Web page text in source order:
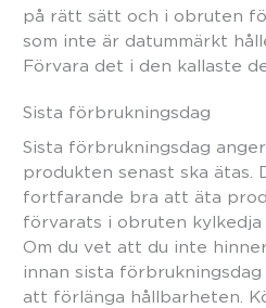
på rätt sätt och i obruten
som inte är datummärkt
Förvara det i den kallaste
Sista förbrukningsdag
Sista förbrukningsdag
produkten senast ska ätas.
fortfarande bra att äta
förvarats i obruten
Om du vet att du inte
innan sista
att förlänga hållbarheten.